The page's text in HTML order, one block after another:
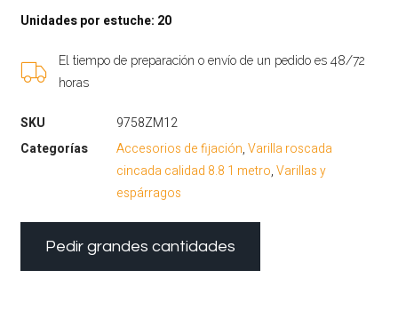
Unidades por estuche: 20
El tiempo de preparación o envío de un pedido es 48/72
horas
SKU
9758ZM12
Categorías
Accesorios de fijación,Varilla roscada
cincada calidad 8.8 1 metro,Varillas y
espárragos
Pedir grandes cantidades